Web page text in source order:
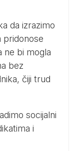
da izrazimo
pridonose
ne bi mogla
bez
čiji trud
socijalni
i